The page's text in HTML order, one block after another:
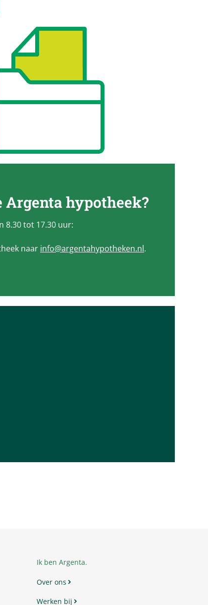
Argentahypotheek?
8.30 tot 17.30 uur:
naar info@argentahypotheken.nl.
Ik ben Argenta.
Over ons
Werken bij